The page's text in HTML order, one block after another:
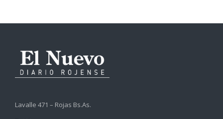
Lavalle 471 – Rojas Bs.As.